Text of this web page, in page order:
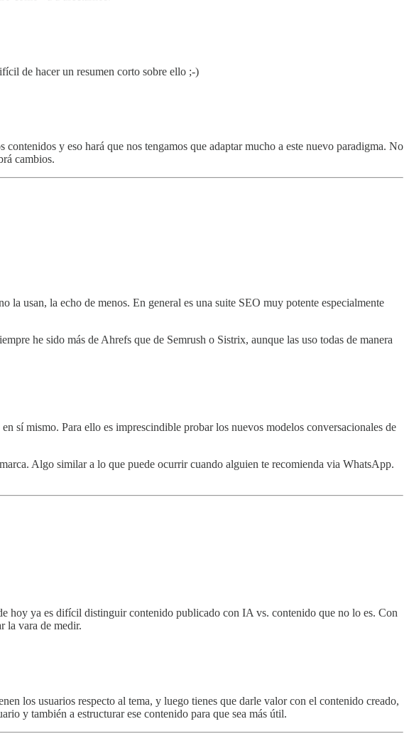
de hacer un resumen corto sobre ello ;-)
y eso hará que nos tengamos que adaptar mucho a este nuevo paradigma. No
cambios.
usan, la echo de menos. En general es una suite SEO muy potente especialmente
he sido más de Ahrefs que de Semrush o Sistrix, aunque las uso todas de manera
sí mismo. Para ello es imprescindible probar los nuevos modelos conversacionales de
Algo similar a lo que puede ocurrir cuando alguien te recomienda via WhatsApp.
hoy ya es difícil distinguir contenido publicado con IA vs. contenido que no lo es. Con
la vara de medir.
los usuarios respecto al tema, y luego tienes que darle valor con el contenido creado,
y también a estructurar ese contenido para que sea más útil.